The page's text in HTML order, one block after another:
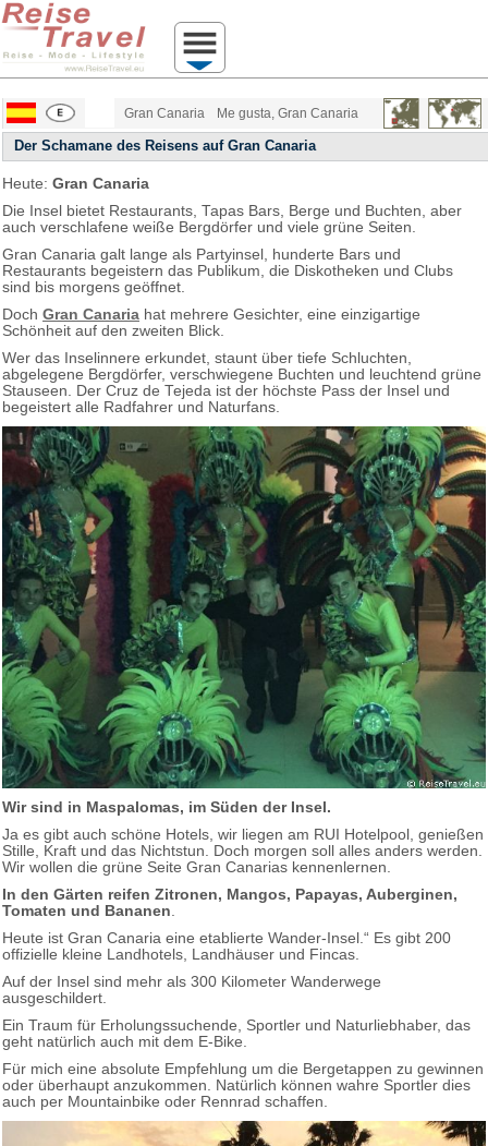
Gran Canaria Me gusta, Gran Canaria
Der Schamane des Reisens auf Gran Canaria
Heute: Gran Canaria
Die Insel bietet Restaurants, Tapas Bars, Berge und Buchten, aber
auch verschlafene weiße Bergdörfer und viele grüne Seiten.
Gran Canaria galt lange als Partyinsel, hunderte Bars und
Restaurants begeistern das Publikum, die Diskotheken und Clubs
sind bis morgens geöffnet.
Doch Gran Canaria hat mehrere Gesichter, eine einzigartige
Schönheit auf den zweiten Blick.
Wer das Inselinnere erkundet, staunt über tiefe Schluchten,
abgelegene Bergdörfer, verschwiegene Buchten und leuchtend grüne
Stauseen. Der Cruz de Tejeda ist der höchste Pass der Insel und
begeistert alle Radfahrer und Naturfans.
Wir sind in Maspalomas, im Süden der Insel.
Ja es gibt auch schöne Hotels, wir liegen am RUI Hotelpool, genießen
Stille, Kraft und das Nichtstun. Doch morgen soll alles anders werden.
Wir wollen die grüne Seite Gran Canarias kennenlernen.
In den Gärten reifen Zitronen, Mangos, Papayas, Auberginen,
Tomaten und Bananen.
Heute ist Gran Canaria eine etablierte Wander-Insel.“ Es gibt 200
offizielle kleine Landhotels, Landhäuser und Fincas.
Auf der Insel sind mehr als 300 Kilometer Wanderwege
ausgeschildert.
Ein Traum für Erholungssuchende, Sportler und Naturliebhaber, das
geht natürlich auch mit dem E-Bike.
Für mich eine absolute Empfehlung um die Bergetappen zu gewinnen
oder überhaupt anzukommen. Natürlich können wahre Sportler dies
auch per Mountainbike oder Rennrad schaffen.